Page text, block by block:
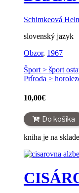
Schimkeová
slovenský jazyk
Obzor, 1967
Šport > šport
Príroda >
10,00€
Do košíka
kniha je na sklade